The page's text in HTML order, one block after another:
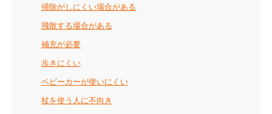
掃除がしにくい場合がある
飛散する場合がある
補充が必要
歩きにくい
ベビーカーが使いにくい
杖を使う人に不向き